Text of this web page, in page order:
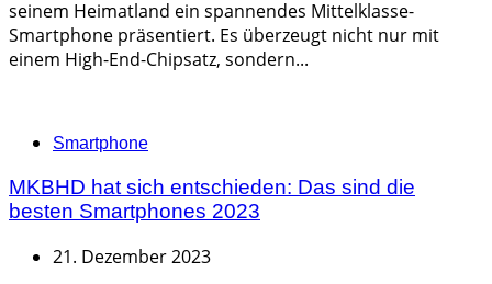
seinem Heimatland ein spannendes Mittelklasse-
Smartphone präsentiert. Es überzeugt nicht nur mit
einem High-End-Chipsatz, sondern...
Categories
Smartphone
MKBHD hat sich entschieden: Das sind die
besten Smartphones 2023
21. Dezember 2023